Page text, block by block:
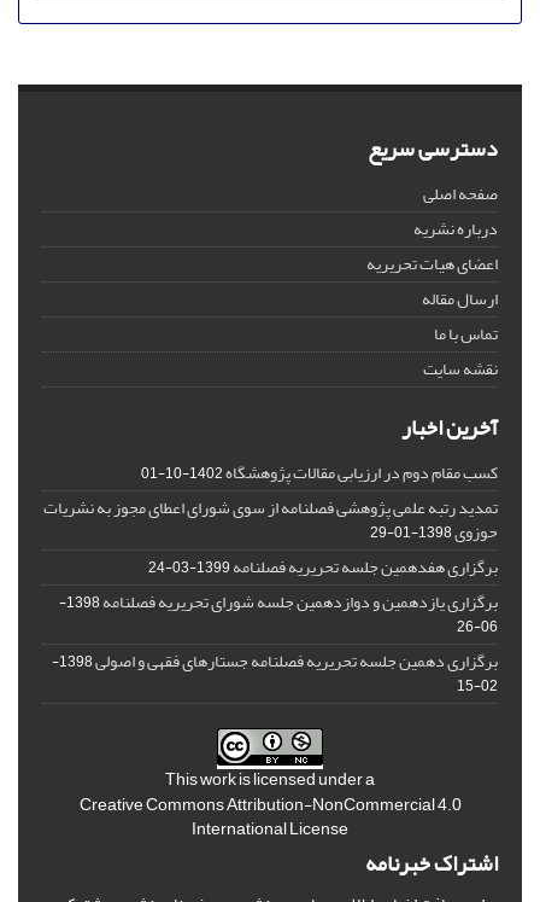
دسترسی سریع
صفحه اصلی
درباره نشریه
اعضای هیات تحریریه
ارسال مقاله
تماس با ما
نقشه سایت
آخرین اخبار
کسب مقام دوم در ارزیابی مقالات پژوهشگاه1402-10-01
تمدید رتبه علمی پژوهشی فصلنامه از سوی شورای اعطای مجوز به نشریات
حوزوی1398-01-29
برگزاری هفدهمین جلسه تحریریه فصلنامه1399-03-24
برگزاری یازدهمین و دوازدهمین جلسه شورای تحریریه فصلنامه
1398-
06-26
برگزاری دهمین جلسه تحریریه فصلنامه جستارهای فقهی و اصولی
1398-
02-15
This work is licensed under a
Creative Commons Attribution-NonCommercial 4.0
International License
اشتراک خبرنامه